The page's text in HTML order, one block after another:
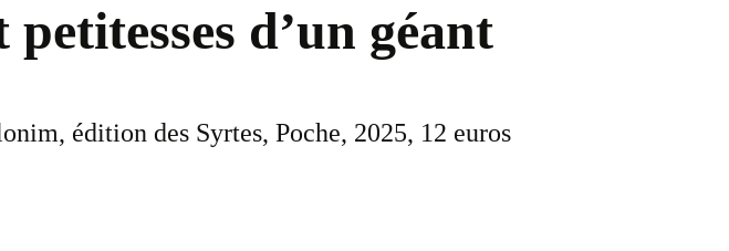
d’un géant
édition des Syrtes, Poche, 2025, 12 euros